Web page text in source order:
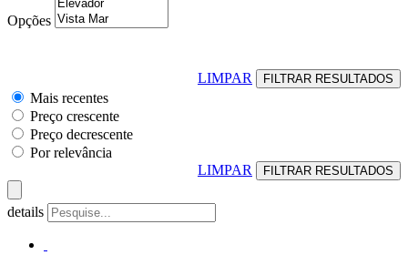
Opções
LIMPAR
Mais recentes
Preço crescente
Preço decrescente
Por relevância
LIMPAR
details